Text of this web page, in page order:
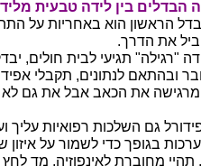
הבדלים בין לידה טבעית
הראשון הוא באחריות על
את הדרך.
"רגילה" תגיעי לבית חולים,
ובהתאם לנתונים, תקבלי
את הכאב אבל את גם לא
גם השלכות רפואיות עליך
בגופך כדי לשמור על
תהיי מחוברת לאינפוזיה, מד